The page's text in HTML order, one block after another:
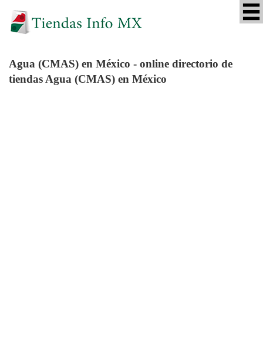
Agua (CMAS) en México - online directorio de
tiendas Agua (CMAS) en México